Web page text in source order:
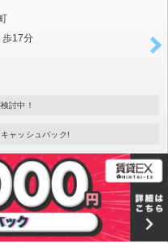
歩17分
討中！
キャッシュバック!